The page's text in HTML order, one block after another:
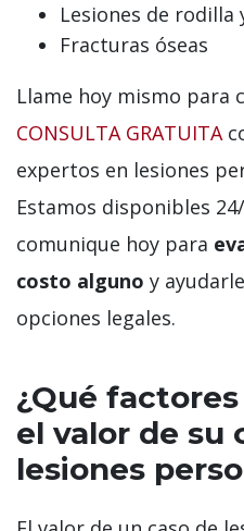
Lesiones de
Fracturas óseas
Llame hoy mismo para
CONSULTA GRATUITA
expertos en lesiones
Estamos disponibles
comunique hoy para
costo alguno y
opciones legales.
¿Qué
el valor de su
lesiones